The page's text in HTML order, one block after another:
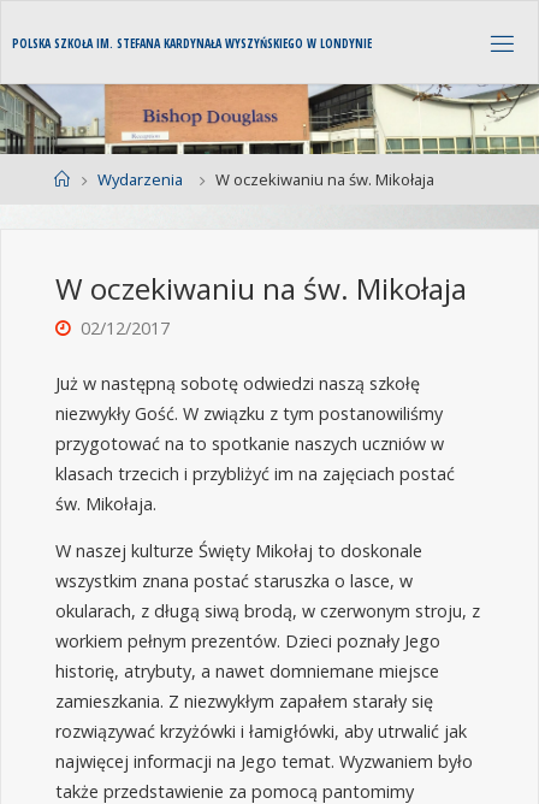
POLSKA SZKOŁA IM. STEFANA KARDYNAŁA WYSZYŃSKIEGO W LONDYNIE
Wydarzenia W oczekiwaniu na św. Mikołaja
W oczekiwaniu na św. Mikołaja
02/12/2017
Już w następną sobotę odwiedzi naszą szkołę
niezwykły Gość. W związku z tym postanowiliśmy
przygotować na to spotkanie naszych uczniów w
klasach trzecich i przybliżyć im na zajęciach postać
św. Mikołaja.
W naszej kulturze Święty Mikołaj to doskonale
wszystkim znana postać staruszka o lasce, w
okularach, z długą siwą brodą, w czerwonym stroju, z
workiem pełnym prezentów. Dzieci poznały Jego
historię, atrybuty, a nawet domniemane miejsce
zamieszkania. Z niezwykłym zapałem starały się
rozwiązywać krzyżówki i łamigłówki, aby utrwalić jak
najwięcej informacji na Jego temat. Wyzwaniem było
także przedstawienie za pomocą pantomimy